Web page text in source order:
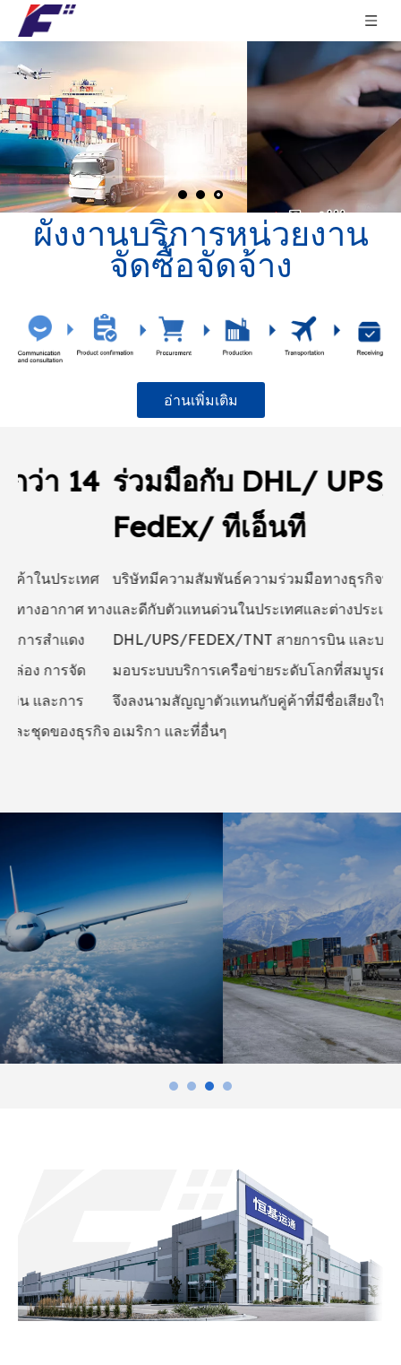
ผังงานบริการหน่วยงาน
จัดซื้อจัดจ้าง
อ่านเพิ่มเติม
ร่วมมือกับ DHL/ UPS/
FedEx/ ทีเอ็นที
บริษัทมีความสัมพันธ์ความร่วมมือทางธุรกิจที่กว้างขวาง
และดีกับตัวแทนด่วนในประเทศและต่างประเทศรายใหญ่
DHL/UPS/FEDEX/TNT สายการบิน และบริษัทขนส่ง เพื่อ
มอบระบบบริการเครือข่ายระดับโลกที่สมบูรณ์ยิ่งขึ้น บริษัท
จึงลงนามสัญญาตัวแทนกับคู่ค้าที่มีชื่อเสียงในเอเชีย ยุโรป
อเมริกา และที่อื่นๆ